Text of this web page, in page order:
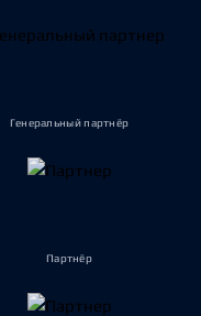
Генеральный партнёр
Партнёр